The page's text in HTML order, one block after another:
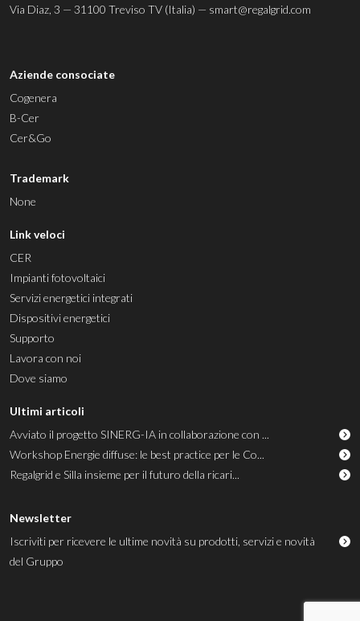
Via Diaz, 3 — 31100 Treviso TV (Italia) — smart@regalgrid.com
Aziende consociate
Cogenera
B-Cer
Cer&Go
Trademark
None
Link veloci
CER
Impianti fotovoltaici
Servizi energetici integrati
Dispositivi energetici
Supporto
Lavora con noi
Dove siamo
Ultimi articoli
Avviato il progetto SINERG-IA in collaborazione con ...
Workshop Energie diffuse: le best practice per le Co...
Regalgrid e Silla insieme per il futuro della ricari...
Newsletter
Iscriviti per ricevere le ultime novità su prodotti, servizi e novità
del Gruppo